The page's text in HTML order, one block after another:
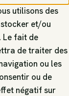
utilisons des
et/ou
Le fait de
de traiter des
ou les
ou de
négatif sur